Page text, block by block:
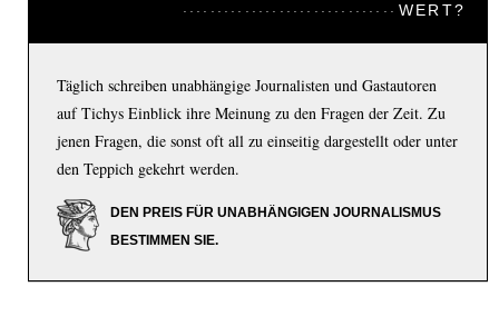
WERT?
Täglich schreiben unabhängige Journalisten und Gastautoren
auf Tichys Einblick ihre Meinung zu den Fragen der Zeit. Zu
jenen Fragen, die sonst oft all zu einseitig dargestellt oder unter
den Teppich gekehrt werden.
DEN PREIS FÜR UNABHÄNGIGEN JOURNALISMUS
BESTIMMEN SIE.